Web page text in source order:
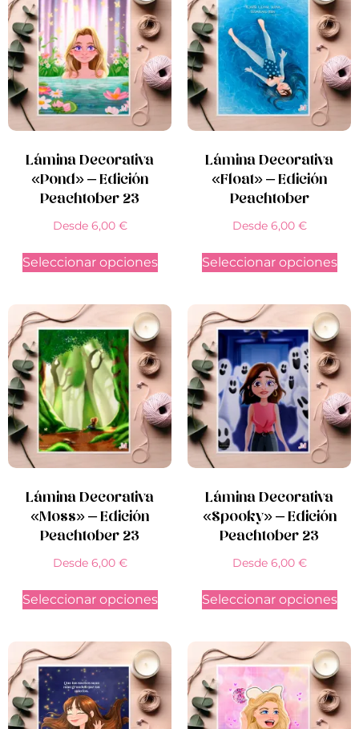
Lámina Decorativa
«Pond» – Edición
Peachtober 23
Desde 6,00 €
Seleccionar opciones
Lámina Decorativa
«Float» – Edición
Peachtober
Desde 6,00 €
Seleccionar opciones
Lámina Decorativa
«Moss» – Edición
Peachtober 23
Desde 6,00 €
Seleccionar opciones
Lámina Decorativa
«Spooky» – Edición
Peachtober 23
Desde 6,00 €
Seleccionar opciones